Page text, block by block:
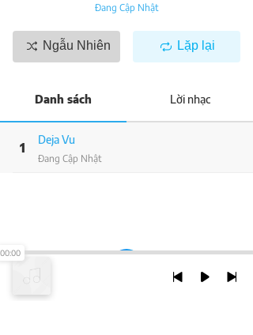
Đang Cập Nhật
Ngẫu Nhiên Lặp lại
Danh sách Lời nhạc
1
Deja Vu
Đang Cập Nhật
00:00